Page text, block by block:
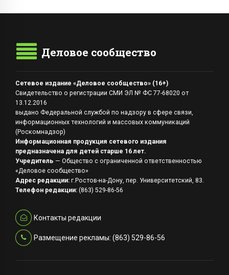
Деловое сообщество
Сетевое издание «Деловое сообщество» (16+)
Свидетельство о регистрации СМИ ЭЛ № ФС 77-68020 от
13.12.2016
выдано Федеральной службой по надзору в сфере связи,
информационных технологий и массовых коммуникаций
(Роскомнадзор)
Информационная продукция сетевого издания
предназначена для детей старше 16 лет.
Учредитель — Общество с ограниченной ответственностью
«Деловое сообщество»
Адрес редакции: г.Ростов-на-Дону, пер. Университетский, 83.
Телефон редакции: (863) 529-86-56
Контакты редакции
Размещение рекламы: (863) 529-86-56